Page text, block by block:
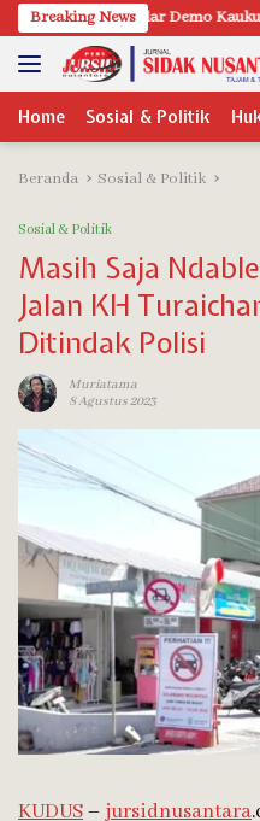
Langsung
ke
konten
Breaking News
Kaukus Benteng Rakyat Kudus,
Home Sosial & Politik
Beranda Sosial & Politik
Sosial & Politik
Masih Saja
Jalan KH
Ditindak Polisi
Muriatama
8 Agustus 2023
KUDUS– jursidnusantara